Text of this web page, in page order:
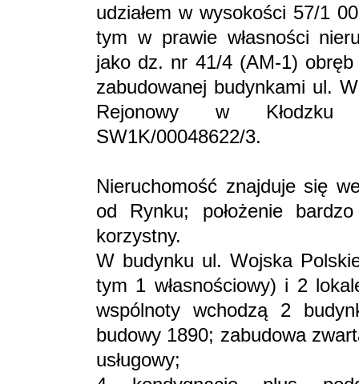
udziałem w wysokości 57/1
tym w prawie własności
jako dz. nr 41/4 (AM-1)
zabudowanej budynkami ul.
Rejonowy w Kłodzku
SW1K/00048622/3.
Nieruchomość znajduje się
od Rynku; położenie
korzystny.
W budynku ul. Wojska
tym 1 własnościowy) i 2
wspólnoty wchodzą 2
budowy 1890; zabudowa
usługowy;